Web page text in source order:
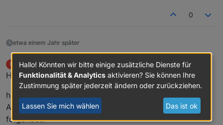
0
etwa einem Jahr später
F
Offline
FuLLHDvs480pschrieb am13. Juli 2020, 14:52
zuletzt editiert von
Hallo,
habe derzeit genau das gleiche Problem. Kann die
Adapterliste nicht aktualisieren und im Log steht
folgendes:
Hallo! Könnten wir bitte einige zusätzliche Dienste für
Funktionalität & Analytics aktivieren? Sie können Ihre
Zustimmung später jederzeit ändern oder zurückziehen.
Lassen Sie mich wählen Das ist ok